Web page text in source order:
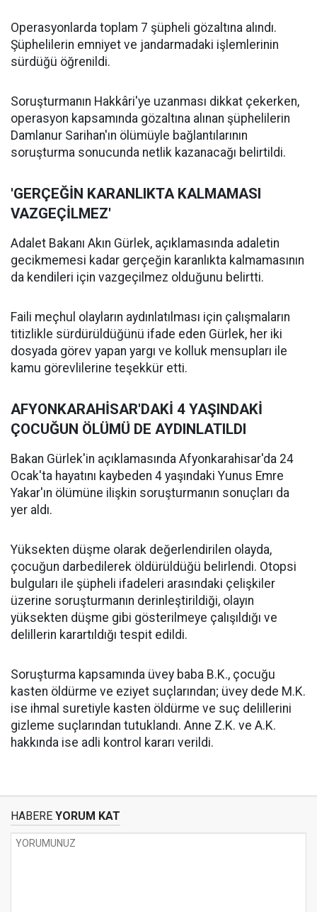
Operasyonlarda toplam 7 şüpheli gözaltına alındı.
Şüphelilerin emniyet ve jandarmadaki işlemlerinin
sürdüğü öğrenildi.
Soruşturmanın Hakkâri'ye uzanması dikkat çekerken,
operasyon kapsamında gözaltına alınan şüphelilerin
Damlanur Sarihan'ın ölümüyle bağlantılarının
soruşturma sonucunda netlik kazanacağı belirtildi.
'GERÇEĞİN KARANLIKTA KALMAMASI
VAZGEÇİLMEZ'
Adalet Bakanı Akın Gürlek, açıklamasında adaletin
gecikmemesi kadar gerçeğin karanlıkta kalmamasının
da kendileri için vazgeçilmez olduğunu belirtti.
Faili meçhul olayların aydınlatılması için çalışmaların
titizlikle sürdürüldüğünü ifade eden Gürlek, her iki
dosyada görev yapan yargı ve kolluk mensupları ile
kamu görevlilerine teşekkür etti.
AFYONKARAHİSAR'DAKİ 4 YAŞINDAKİ
ÇOCUĞUN ÖLÜMÜ DE AYDINLATILDI
Bakan Gürlek'in açıklamasında Afyonkarahisar'da 24
Ocak'ta hayatını kaybeden 4 yaşındaki Yunus Emre
Yakar'ın ölümüne ilişkin soruşturmanın sonuçları da
yer aldı.
Yüksekten düşme olarak değerlendirilen olayda,
çocuğun darbedilerek öldürüldüğü belirlendi. Otopsi
bulguları ile şüpheli ifadeleri arasındaki çelişkiler
üzerine soruşturmanın derinleştirildiği, olayın
yüksekten düşme gibi gösterilmeye çalışıldığı ve
delillerin karartıldığı tespit edildi.
Soruşturma kapsamında üvey baba B.K., çocuğu
kasten öldürme ve eziyet suçlarından; üvey dede M.K.
ise ihmal suretiyle kasten öldürme ve suç delillerini
gizleme suçlarından tutuklandı. Anne Z.K. ve A.K.
hakkında ise adli kontrol kararı verildi.
HABERE YORUM KAT